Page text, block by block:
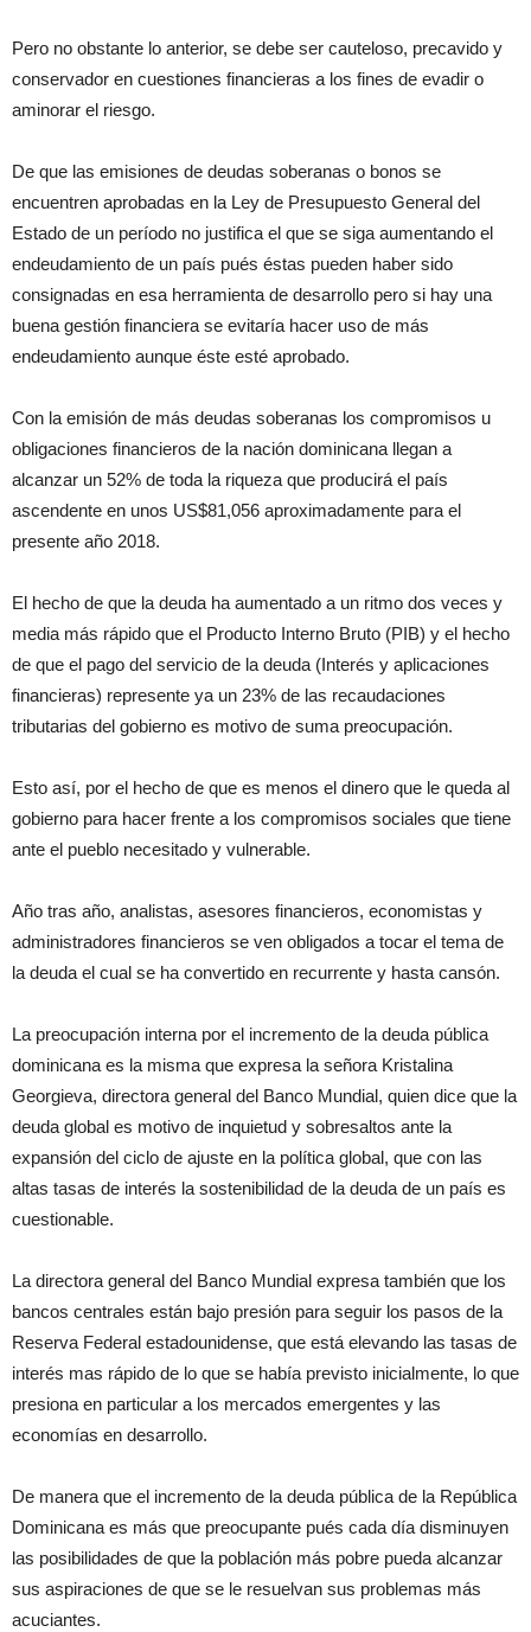
Pero no obstante lo anterior, se debe ser cauteloso, precavido y
conservador en cuestiones financieras a los fines de evadir o
aminorar el riesgo.
De que las emisiones de deudas soberanas o bonos se
encuentren aprobadas en la Ley de Presupuesto General del
Estado de un período no justifica el que se siga aumentando el
endeudamiento de un país pués éstas pueden haber sido
consignadas en esa herramienta de desarrollo pero si hay una
buena gestión financiera se evitaría hacer uso de más
endeudamiento aunque éste esté aprobado.
Con la emisión de más deudas soberanas los compromisos u
obligaciones financieros de la nación dominicana llegan a
alcanzar un 52% de toda la riqueza que producirá el país
ascendente en unos US$81,056 aproximadamente para el
presente año 2018.
El hecho de que la deuda ha aumentado a un ritmo dos veces y
media más rápido que el Producto Interno Bruto (PIB) y el hecho
de que el pago del servicio de la deuda (Interés y aplicaciones
financieras) represente ya un 23% de las recaudaciones
tributarias del gobierno es motivo de suma preocupación.
Esto así, por el hecho de que es menos el dinero que le queda al
gobierno para hacer frente a los compromisos sociales que tiene
ante el pueblo necesitado y vulnerable.
Año tras año, analistas, asesores financieros, economistas y
administradores financieros se ven obligados a tocar el tema de
la deuda el cual se ha convertido en recurrente y hasta cansón.
La preocupación interna por el incremento de la deuda pública
dominicana es la misma que expresa la señora Kristalina
Georgieva, directora general del Banco Mundial, quien dice que la
deuda global es motivo de inquietud y sobresaltos ante la
expansión del ciclo de ajuste en la política global, que con las
altas tasas de interés la sostenibilidad de la deuda de un país es
cuestionable.
La directora general del Banco Mundial expresa también que los
bancos centrales están bajo presión para seguir los pasos de la
Reserva Federal estadounidense, que está elevando las tasas de
interés mas rápido de lo que se había previsto inicialmente, lo que
presiona en particular a los mercados emergentes y las
economías en desarrollo.
De manera que el incremento de la deuda pública de la República
Dominicana es más que preocupante pués cada día disminuyen
las posibilidades de que la población más pobre pueda alcanzar
sus aspiraciones de que se le resuelvan sus problemas más
acuciantes.